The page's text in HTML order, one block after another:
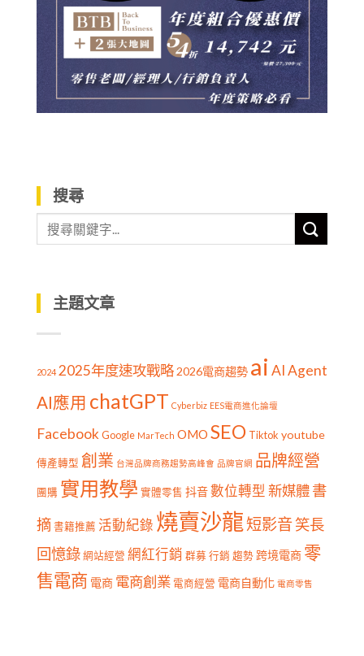
搜尋
主題文章
2024 2025年度速攻戰略2026電商趨勢 ai AI Agent
AI應用 chatGPT Cyberbiz EES電商進化論壇
Facebook Google MarTech OMO SEO Tiktok youtube
傳產轉型 創業 台灣品牌商務趨勢高峰會 品牌官網 品牌經營
團購 實用教學 實體零售 抖音數位轉型 新媒體書
摘 書籍推薦 活動紀錄 燒賣沙龍短影音笑長
回憶錄 網站經營 網紅行銷 群募 行銷 趨勢 跨境電商 零
售電商 電商 電商創業 電商經營 電商自動化 電商零售